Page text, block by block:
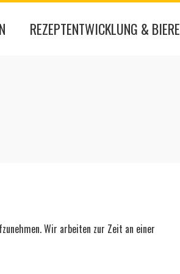
REZEPTENTWICKLUNG & BIERE
Wir arbeiten zur Zeit an einer